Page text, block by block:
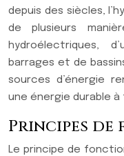
depuis des siècles,
de plusieurs
hydroélectriques,
barrages et de
sources d’énergie
une énergie durable à
Principes
Le principe de